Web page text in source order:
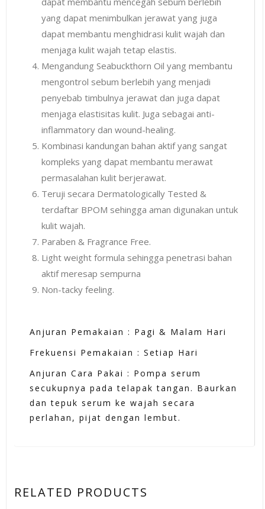
yang dapat menimbulkan jerawat yang juga
dapat membantu menghidrasi kulit wajah dan
menjaga kulit wajah tetap elastis.
Mengandung Seabuckthorn Oil yang membantu
mengontrol sebum berlebih yang menjadi
penyebab timbulnya jerawat dan juga dapat
menjaga elastisitas kulit. Juga sebagai anti-
inflammatory dan wound-healing.
Kombinasi kandungan bahan aktif yang sangat
kompleks yang dapat membantu merawat
permasalahan kulit berjerawat.
Teruji secara Dermatologically Tested &
terdaftar BPOM sehingga aman digunakan untuk
kulit wajah.
Paraben & Fragrance Free.
Light weight formula sehingga penetrasi bahan
aktif meresap sempurna
Non-tacky feeling.
Anjuran Pemakaian : Pagi & Malam Hari
Frekuensi Pemakaian : Setiap Hari
Anjuran Cara Pakai : Pompa serum
secukupnya pada telapak tangan. Baurkan
dan tepuk serum ke wajah secara
perlahan, pijat dengan lembut.
RELATED PRODUCTS